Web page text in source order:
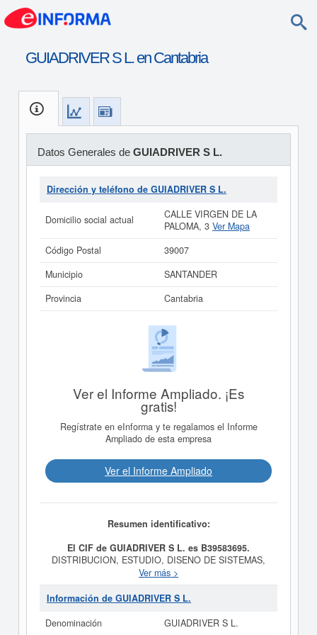
GUIADRIVER S L. en Cantabria
Datos Generales de GUIADRIVER S L.
Dirección y teléfono de GUIADRIVER S L.
Domicilio social actual
CALLE VIRGEN DE LA
PALOMA, 3 Ver Mapa
Código Postal
39007
Municipio
SANTANDER
Provincia
Cantabria
Ver el Informe Ampliado. ¡Es
gratis!
Regístrate en eInforma y te regalamos el Informe
Ampliado de esta empresa
Ver el Informe Ampliado
Resumen identificativo:
El CIF de GUIADRIVER S L. es B39583695.
DISTRIBUCION, ESTUDIO, DISENO DE SISTEMAS,
ANALISIS Y PROGRAMAS INFORMATICOS, PARA LA
ADAPTACION PERSONAL EN LA REDUCCION DEL
RIESGO EN LA CONDUCCION; LA DIFUSION Y
DESARROLLO DE es el propósito final de la empresa
Ver más >
Información de GUIADRIVER S L.
Denominación
GUIADRIVER S L.